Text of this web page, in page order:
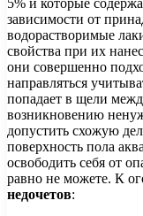
5% и которые
зависимости от
водорастворимые
свойства при их
они совершенно
направляться
попадает в щели
возникновению
допустить схожую
поверхность пола
освободить себя от
равно не можете. К
недочетов: